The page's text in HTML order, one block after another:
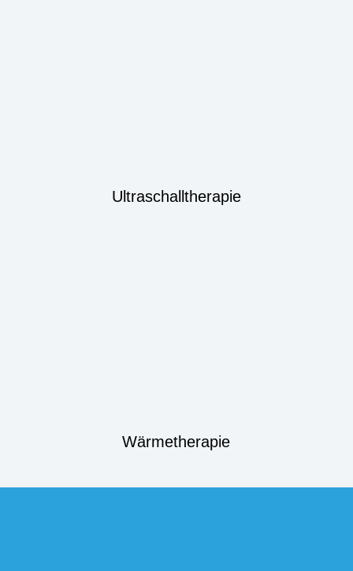
Ultraschalltherapie
Wärmetherapie